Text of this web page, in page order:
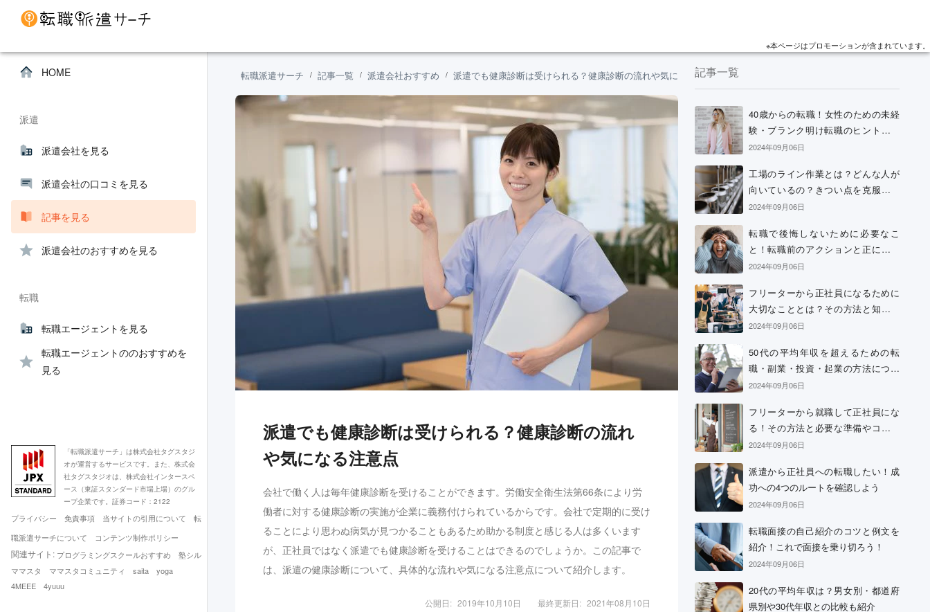
※本ページはプロモーションが含まれています。
転職派遣サーチ 記事一覧 派遣会社おすすめ 派遣でも健康診断は受けられる？健康診断の流れや気になる注意点
派遣でも健康診断は受けられる？健康診断の流れ
や気になる注意点
会社で働く人は毎年健康診断を受けることができます。労働安全衛生法第66条により労
働者に対する健康診断の実施が企業に義務付けられているからです。会社で定期的に受け
ることにより思わぬ病気が見つかることもあるため助かる制度と感じる人は多くいます
が、正社員ではなく派遣でも健康診断を受けることはできるのでしょうか。この記事で
は、派遣の健康診断について、具体的な流れや気になる注意点について紹介します。
公開日: 2019年10月10日 最終更新日: 2021年08月10日
記事一覧
40歳からの転職！女性のための未経
験・ブランク明け転職のヒントと考
え方
2024年09月06日
工場のライン作業とは？どんな人が
向いているの？きつい点を克服する
方法などを解説
2024年09月06日
転職で後悔しないために必要なこ
と！転職前のアクションと正に後悔
中の場合の解決策
2024年09月06日
フリーターから正社員になるために
大切なこととは？その方法と知って
おきたい心構え
2024年09月06日
50代の平均年収を超えるための転
職・副業・投資・起業の方法につい
て
2024年09月06日
フリーターから就職して正社員にな
る！その方法と必要な準備やコツに
ついて
2024年09月06日
派遣から正社員への転職したい！成
功への4つのルートを確認しよう
2024年09月06日
転職面接の自己紹介のコツと例文を
紹介！これで面接を乗り切ろう！
2024年09月06日
20代の平均年収は？男女別・都道府
県別や30代年収との比較も紹介
HOME
派遣
派遣会社を見る
派遣会社の口コミを見る
記事を見る
派遣会社のおすすめを見る
転職
転職エージェントを見る
転職エージェントののおすすめを
見る
「転職派遣サーチ」は株式会社タグスタジ
オが運営するサービスです。また、株式会
社タグスタジオは、株式会社インタースペ
ース（東証スタンダード市場上場）のグル
ープ企業です。証券コード：2122
プライバシー 免責事項 当サイトの引用について
転
職派遣サーチについて
コンテンツ制作ポリシー
関連サイト: プログラミングスクールおすすめ
塾シル
ママスタ
ママスタコミュニティ saita
yoga
4MEEE
4yuuu